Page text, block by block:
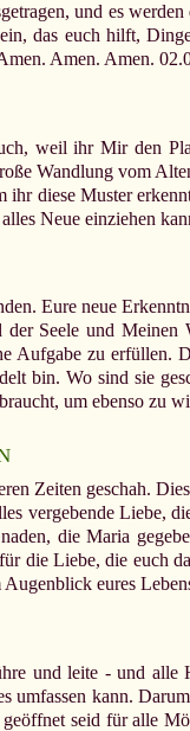
und es
das euch hilft,
Amen. Amen.
weil ihr Mir den
Wandlung vom
diese Muster
Neue einziehen
Eure neue
Seele und Meinen
Aufgabe zu erfüllen.
bin. Wo sind sie
um ebenso zu
Zeiten geschah.
vergebende Liebe,
die Maria
die Liebe, die euch
eures
und leite - und
umfassen kann.
seid für alle